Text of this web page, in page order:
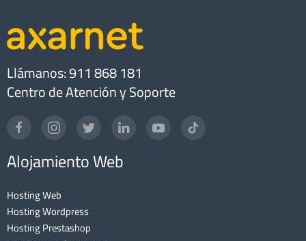
Llámanos: 911 868 181
Centro de Atención y Soporte
Alojamiento Web
Hosting Web
Hosting Wordpress
Hosting Prestashop